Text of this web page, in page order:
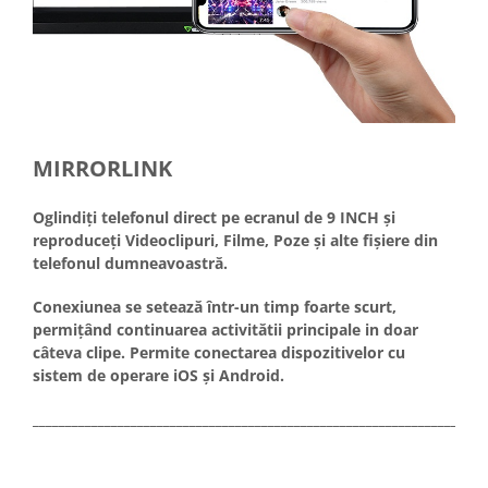
MIRRORLINK
Oglindiți telefonul direct pe ecranul de 9 INCH și
reproduceți Videoclipuri, Filme, Poze și alte fișiere din
telefonul dumneavoastră.
Conexiunea se setează într-un timp foarte scurt,
permițând continuarea activitătii principale in doar
câteva clipe. Permite conectarea dispozitivelor cu
sistem de operare iOS și Android.